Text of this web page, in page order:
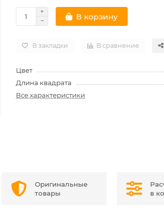
В корзину
В закладки В сравнение
Цвет
Длина квадрата
Все характеристики
Оригинальные
товары
в